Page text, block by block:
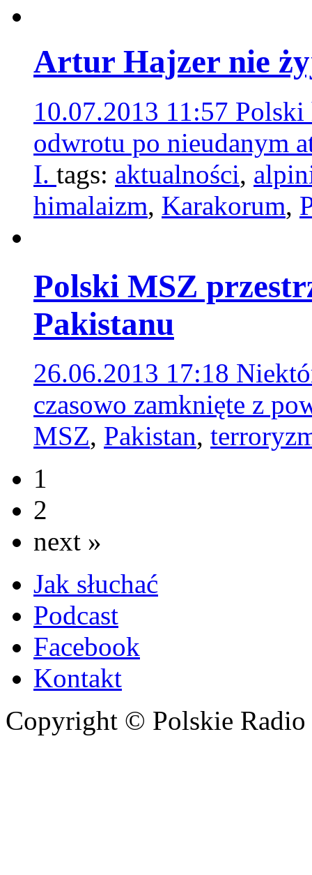
Artur Hajzer nie
10.07.2013 11:57 Polski
odwrotu po nieudanym
I. tags: aktualności,
himalaizm, Karakorum,
Polski MSZ
Pakistanu
26.06.2013 17:18
czasowo zamknięte z
MSZ, Pakistan,
1
2
next »
Jak słuchać
Podcast
Facebook
Kontakt
Copyright © Polskie